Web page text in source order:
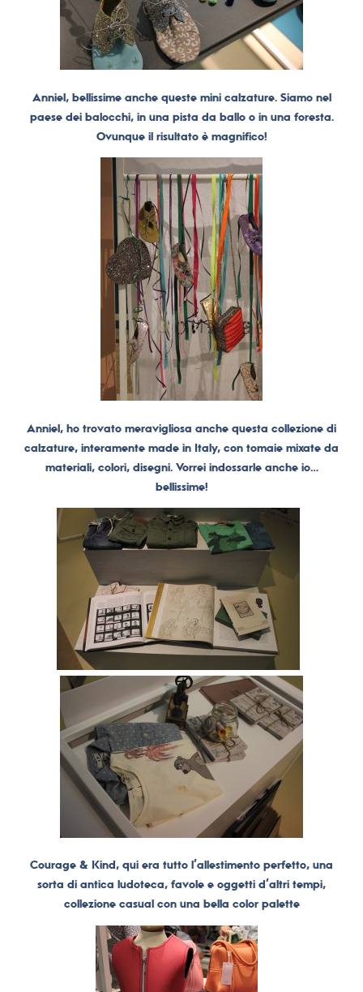
Anniel, bellissime anche queste mini calzature. Siamo nel
paese dei balocchi, in una pista da ballo o in una foresta.
Ovunque il risultato è magnifico!
Anniel, ho trovato meravigliosa anche questa collezione di
calzature, interamente made in Italy, con tomaie mixate da
materiali, colori, disegni. Vorrei indossarle anche io…
bellissime!
Courage & Kind, qui era tutto l’allestimento perfetto, una
sorta di antica ludoteca, favole e oggetti d’altri tempi,
collezione casual con una bella color palette